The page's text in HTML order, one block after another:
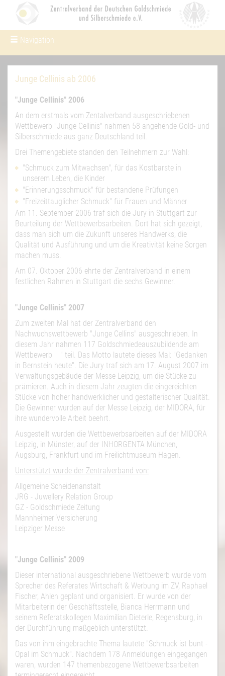
Navigation
Junge Cellinis ab 2006
"Junge Cellinis" 2006
An dem erstmals vom Zentalverband ausgeschriebenen
Wettbewerb "Junge Cellinis" nahmen 58 angehende Gold- und
Silberschmiede aus ganz Deutschland teil.
Drei Themengebiete standen den Teilnehmern zur Wahl:
"Schmuck zum Mitwachsen", für das Kostbarste in
unserem Leben, die Kinder
"Erinnerungsschmuck" für bestandene Prüfungen
"Freizeittauglicher Schmuck" für Frauen und Männer
Am 11. September 2006 traf sich die Jury in Stuttgart zur
Beurteilung der Wettbewerbsarbeiten. Dort hat sich gezeigt,
dass man sich um die Zukunft unseres Handwerks, die
Qualität und Ausführung und um die Kreativität keine Sorgen
machen muss.
Am 07. Oktober 2006 ehrte der Zentralverband in einem
festlichen Rahmen in Stuttgart die sechs Gewinner.
"Junge Cellinis" 2007
Zum zweiten Mal hat der Zentralverband den
Nachwuchswettbewerb "Junge Cellins" ausgeschrieben. In
diesem Jahr nahmen 117 Goldschmiedeauszubildende am
Wettbewerb " teil. Das Motto lautete dieses Mal: "Gedanken
in Bernstein heute". Die Jury traf sich am 17. August 2007 im
Verwaltungsgebäude der Messe Leipzig, um die Stücke zu
prämieren. Auch in diesem Jahr zeugten die eingereichten
Stücke von hoher handwerklicher und gestalterischer Qualität.
Die Gewinner wurden auf der Messe Leipzig, der MIDORA, für
ihre wundervolle Arbeit beehrt.
Ausgestellt wurden die Wettbewerbsarbeiten auf der MIDORA
Leipzig, in Münster, auf der INHORGENTA München,
Augsburg, Frankfurt und im Freilichtmuseum Hagen.
Unterstützt wurde der Zentralverband von:
Allgemeine Scheidenanstalt
JRG - Juwellery Relation Group
GZ - Goldschmiede Zeitung
Mannheimer Versicherung
Leipziger Messe
"Junge Cellinis" 2009
Dieser international ausgeschriebene Wettbewerb wurde vom
Sprecher des Referates Wirtschaft & Werbung im ZV, Raphael
Fischer, Ahlen geplant und organisiert. Er wurde von der
Mitarbeiterin der Geschäftsstelle, Bianca Herrmann und
seinem Referatskollegen Maximilian Dieterle, Regensburg, in
der Durchführung maßgeblich unterstützt.
Das von ihm eingebrachte Thema lautete "Schmuck ist bunt -
Opal im Schmuck". Nachdem 178 Anmeldungen eingegangen
waren, wurden 147 themenbezogene Wettbewerbsarbeiten
funktionale Cookies in den Cookie-Einstellungen
benötigt.